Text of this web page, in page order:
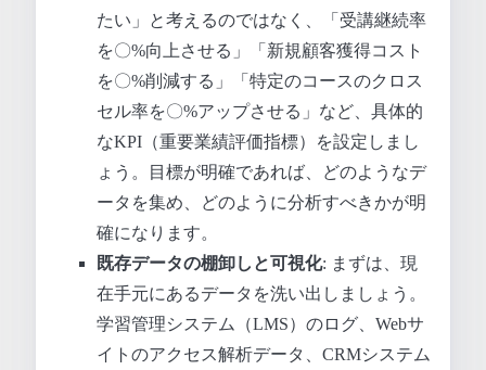
たい」と考えるのではなく、「受講継続率
を〇%向上させる」「新規顧客獲得コスト
を〇%削減する」「特定のコースのクロス
セル率を〇%アップさせる」など、具体的
なKPI（重要業績評価指標）を設定しまし
ょう。目標が明確であれば、どのようなデ
ータを集め、どのように分析すべきかが明
確になります。
既存データの棚卸しと可視化: まずは、現
在手元にあるデータを洗い出しましょう。
学習管理システム（LMS）のログ、Webサ
イトのアクセス解析データ、CRMシステム